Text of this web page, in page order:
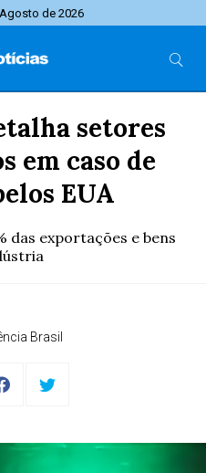
de 2026
setores
em caso de
EUA
das exportações e bens
Brasil